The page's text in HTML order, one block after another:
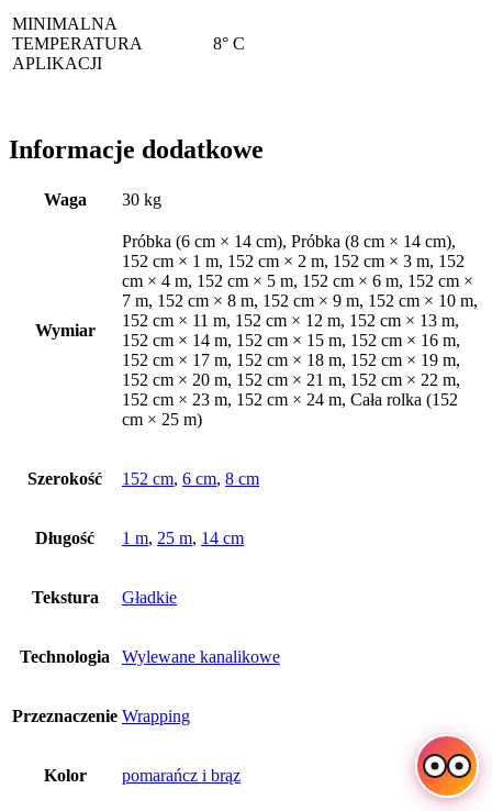
MINIMALNA
TEMPERATURA
APLIKACJI
8° C
Informacje dodatkowe
Waga 30 kg
Wymiar
Próbka (6 cm × 14 cm), Próbka (8 cm × 14 cm),
152 cm × 1 m, 152 cm × 2 m, 152 cm × 3 m, 152
cm × 4 m, 152 cm × 5 m, 152 cm × 6 m, 152 cm ×
7 m, 152 cm × 8 m, 152 cm × 9 m, 152 cm × 10 m,
152 cm × 11 m, 152 cm × 12 m, 152 cm × 13 m,
152 cm × 14 m, 152 cm × 15 m, 152 cm × 16 m,
152 cm × 17 m, 152 cm × 18 m, 152 cm × 19 m,
152 cm × 20 m, 152 cm × 21 m, 152 cm × 22 m,
152 cm × 23 m, 152 cm × 24 m, Cała rolka (152
cm × 25 m)
Szerokość 152 cm, 6 cm, 8 cm
Długość 1 m, 25 m, 14 cm
Tekstura Gładkie
Technologia Wylewane kanalikowe
Przeznaczenie Wrapping
Kolor pomarańcz i brąz